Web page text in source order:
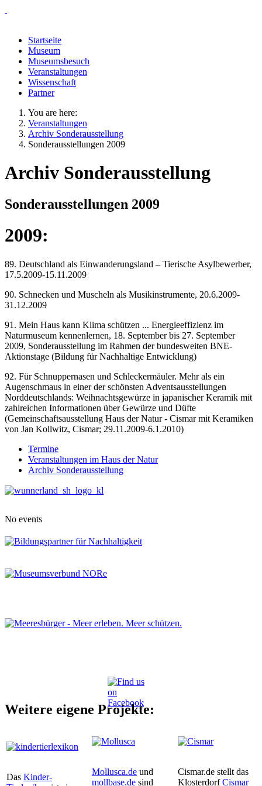
Startseite
Museum
Museumsbesuch
Veranstaltungen
Wissenschaft
Partner
You are here:
Veranstaltungen
Archiv Sonderausstellung
Sonderausstellungen 2009
Archiv Sonderausstellung
Sonderausstellungen 2009
2009:
89. Deutschland als Einwanderungsland – Tierische Asylbewerber,
17.5.2009-15.11.2009
90. Schnecken und Muscheln als Musikinstrumente, 20.6.2009-
31.12.2009
91. Mein Haus kann Klima schützen ... Energieeffizienz im
Naturmuseum kennenlernen, 18. September bis 27. September
2009, Sonderausstellung im Rahmen der bundesweiten BNE-
Aktionstage (Bildung für Nachhaltige Entwicklung)
92. Für Schnuppernasen und Schleckermäuler. Mehr als ein
Augenschmaus in einer der schönsten Adventsausstellungen
Norddeutschlands: Weihnachtsgewürze in japanischer Keramik mit
zahlreichen Informationen über Gewürze und Düfte
(Gemeinschaftsausstellung Haus der Natur - Cismar mit Keramiken
von Jan Kollwitz, Cismar; 29.11.2009-6.1.2010)
Termine
Veranstaltungen im Haus der Natur
Archiv Sonderausstellung
No events
Weitere eigene Projekte:
Das Kinder-
Mollusca.de und
mollbase.de sind
Cismar.de stellt das
KlosterdorfCismar